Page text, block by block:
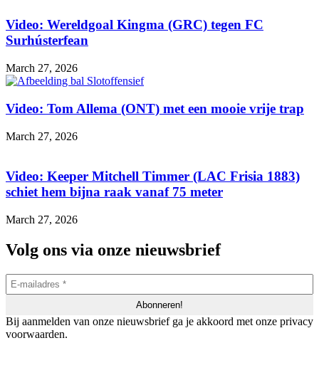
Video: Wereldgoal Kingma (GRC) tegen FC
Surhústerfean
March 27, 2026
Video: Tom Allema (ONT) met een mooie vrije trap
March 27, 2026
Video: Keeper Mitchell Timmer (LAC Frisia 1883)
schiet hem bijna raak vanaf 75 meter
March 27, 2026
Volg ons via onze nieuwsbrief
Bij aanmelden van onze nieuwsbrief ga je akkoord met onze privacy
voorwaarden.